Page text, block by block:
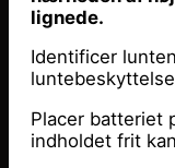
lignede.
Identificer
Placer batteriet
indholdet frit